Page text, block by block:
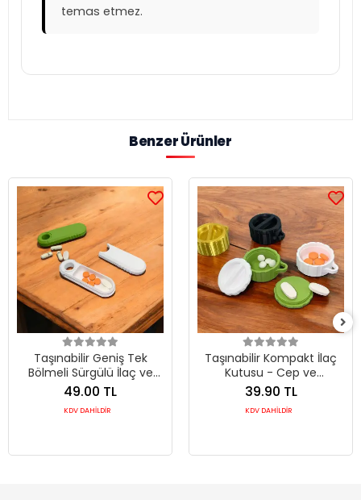
temas etmez.
Benzer Ürünler
Taşınabilir Geniş Tek
Bölmeli Sürgülü İlaç ve
Parça Kutusu 2'li Set
49.00 TL
KDV DAHİLDİR
Taşınabilir Kompakt İlaç
Kutusu - Cep ve
Anahtarlık Tipi Hap Kutusu
39.90 TL
KDV DAHİLDİR